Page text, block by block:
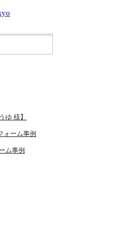
ゆ 様】
ォーム事例
ム事例